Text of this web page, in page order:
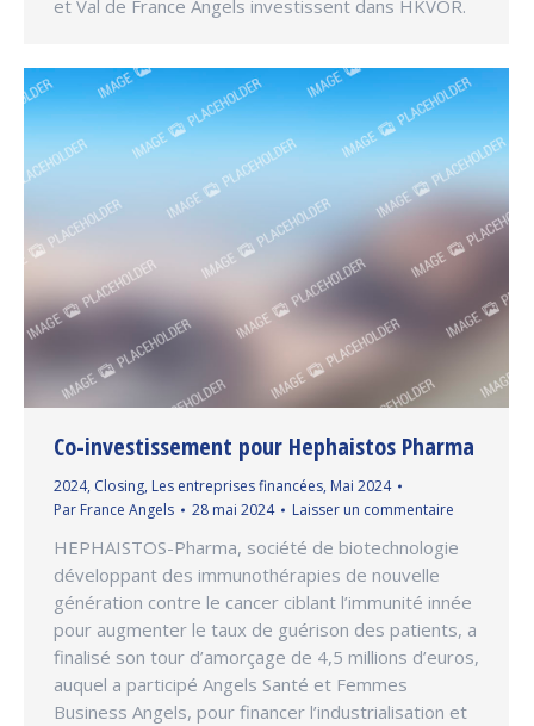
et Val de France Angels investissent dans HKVOR.
Co-investissement pour Hephaistos Pharma
2024, Closing, Les entreprises financées, Mai 2024
Par France Angels 28 mai 2024 Laisser un commentaire
HEPHAISTOS-Pharma, société de biotechnologie
développant des immunothérapies de nouvelle
génération contre le cancer ciblant l’immunité innée
pour augmenter le taux de guérison des patients, a
finalisé son tour d’amorçage de 4,5 millions d’euros,
auquel a participé Angels Santé et Femmes
Business Angels, pour financer l’industrialisation et